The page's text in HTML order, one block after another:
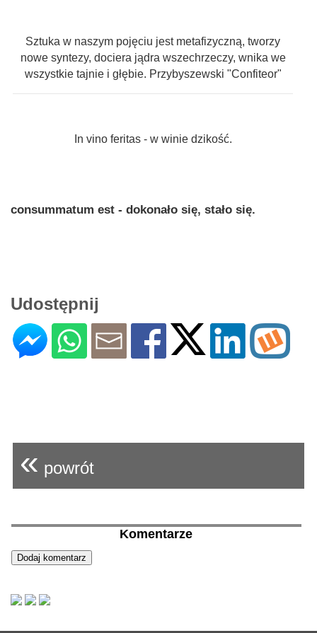
Sztuka w naszym pojęciu jest metafizyczną, tworzy
nowe syntezy, dociera jądra wszechrzeczy, wnika we
wszystkie tajnie i głębie. Przybyszewski "Confiteor"
In vino feritas - w winie dzikość.
consummatum est - dokonało się, stało się.
Udostępnij
« powrót
Komentarze